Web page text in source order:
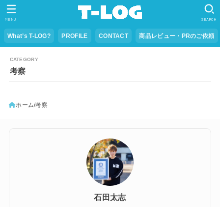
What’s T-LOG? PROFILE CONTACT 商品レビュー・PRのご依頼
SEARCH
MENU
考察
ホーム 考察
石田太志